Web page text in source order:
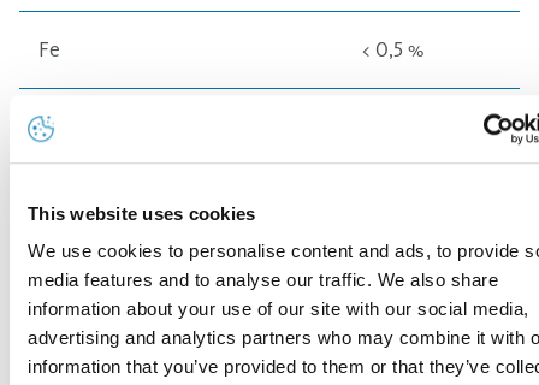
This website uses cookies
We use cookies to personalise content and ads, to provide
media features and to analyse our traffic. We also share
information about your use of our site with our social media,
advertising and analytics partners who may combine it with
information that you’ve provided to them or that they’ve
Fe < 0,5 %
Te
Se
Cd < 0,05 %
Zn < 1,0 %